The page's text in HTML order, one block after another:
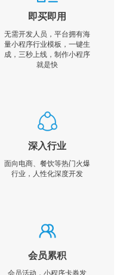
即买即用
无需开发人员，平台拥有海
量小程序行业模板，一键生
成，三秒上线，制作小程序
就是快
深入行业
面向电商、餐饮等热门火爆
行业，人性化深度开发
会员累积
会员活动，小程序卡券发